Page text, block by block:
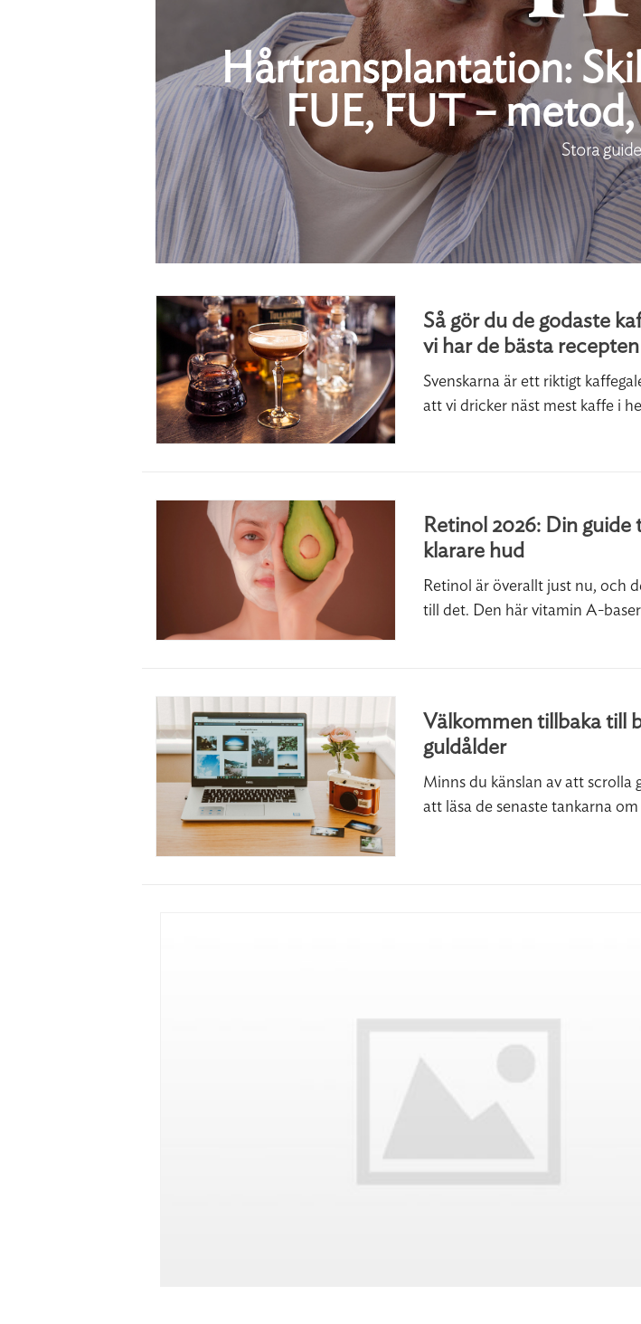
Hårtransplantation:
FUE, FUT –
Stora
Så gör du de godaste
vi har de bästa recepten
Svenskarna är ett riktigt
att vi dricker näst mest kaffe i
Retinol 2026: Din guide
klarare hud
Retinol är överallt just nu, och
till det. Den här vitamin A-
Välkommen tillbaka till
guldålder
Minns du känslan av att scrolla
att läsa de senaste tankarna